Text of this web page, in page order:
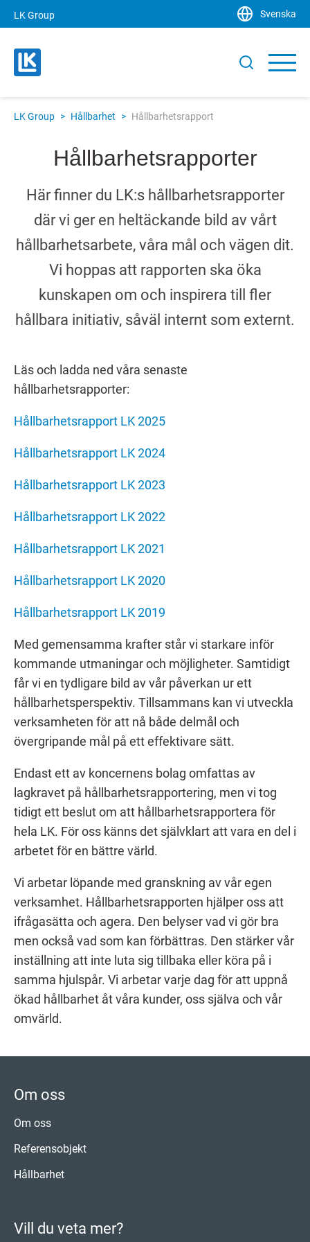
LK Group Svenska
LK Group > Hållbarhet > Hållbarhetsrapport
Hållbarhetsrapporter
Här finner du LK:s hållbarhetsrapporter
där vi ger en heltäckande bild av vårt
hållbarhetsarbete, våra mål och vägen dit.
Vi hoppas att rapporten ska öka
kunskapen om och inspirera till fler
Läs och ladda ned våra senaste
hållbarhetsrapporter:
Hållbarhetsrapport LK 2025
Hållbarhetsrapport LK 2024
Hållbarhetsrapport LK 2023
Hållbarhetsrapport LK 2022
Hållbarhetsrapport LK 2021
Hållbarhetsrapport LK 2020
Hållbarhetsrapport LK 2019
Med gemensamma krafter står vi starkare inför
kommande utmaningar och möjligheter. Samtidigt
får vi en tydligare bild av vår påverkan ur ett
hållbarhetsperspektiv. Tillsammans kan vi utveckla
verksamheten för att nå både delmål och
övergripande mål på ett effektivare sätt.
Endast ett av koncernens bolag omfattas av
lagkravet på hållbarhetsrapportering, men vi tog
tidigt ett beslut om att hållbarhetsrapportera för
hela LK. För oss känns det självklart att vara en del i
arbetet för en bättre värld.
Vi arbetar löpande med granskning av vår egen
verksamhet. Hållbarhetsrapporten hjälper oss att
ifrågasätta och agera. Den belyser vad vi gör bra
men också vad som kan förbättras. Den stärker vår
inställning att inte luta sig tillbaka eller köra på i
samma hjulspår. Vi arbetar varje dag för att uppnå
ökad hållbarhet åt våra kunder, oss själva och vår
omvärld.
Om oss
Om oss
Referensobjekt
Hållbarhet
Vill du veta mer?